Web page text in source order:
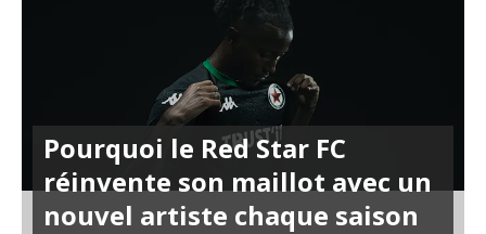
Pourquoi le Red Star FC
réinvente son maillot avec un
nouvel artiste chaque saison